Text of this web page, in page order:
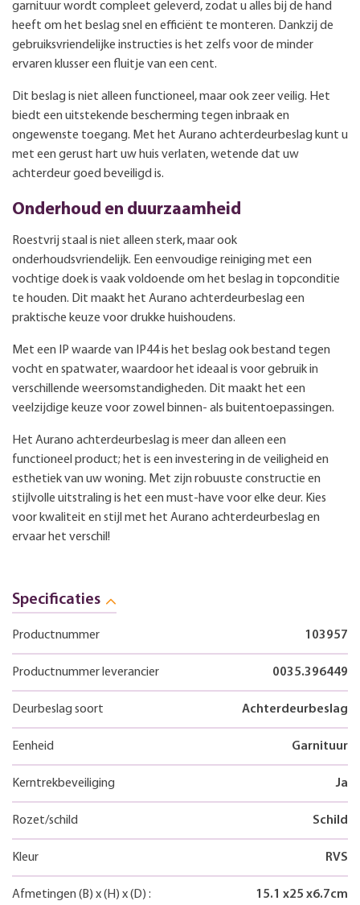
garnituur wordt compleet geleverd, zodat u alles bij de hand
heeft om het beslag snel en efficiënt te monteren. Dankzij de
gebruiksvriendelijke instructies is het zelfs voor de minder
ervaren klusser een fluitje van een cent.
Dit beslag is niet alleen functioneel, maar ook zeer veilig. Het
biedt een uitstekende bescherming tegen inbraak en
ongewenste toegang. Met het Aurano achterdeurbeslag kunt u
met een gerust hart uw huis verlaten, wetende dat uw
achterdeur goed beveiligd is.
Onderhoud en duurzaamheid
Roestvrij staal is niet alleen sterk, maar ook
onderhoudsvriendelijk. Een eenvoudige reiniging met een
vochtige doek is vaak voldoende om het beslag in topconditie
te houden. Dit maakt het Aurano achterdeurbeslag een
praktische keuze voor drukke huishoudens.
Met een IP waarde van IP44 is het beslag ook bestand tegen
vocht en spatwater, waardoor het ideaal is voor gebruik in
verschillende weersomstandigheden. Dit maakt het een
veelzijdige keuze voor zowel binnen- als buitentoepassingen.
Het Aurano achterdeurbeslag is meer dan alleen een
functioneel product; het is een investering in de veiligheid en
esthetiek van uw woning. Met zijn robuuste constructie en
stijlvolle uitstraling is het een must-have voor elke deur. Kies
voor kwaliteit en stijl met het Aurano achterdeurbeslag en
ervaar het verschil!
Specificaties
Productnummer 103957
Productnummer leverancier 0035.396449
Deurbeslag soort Achterdeurbeslag
Eenheid Garnituur
Kerntrekbeveiliging Ja
Rozet/schild Schild
Kleur RVS
Afmetingen (B) x(H) x(D) : 15.1 x25 x6.7cm